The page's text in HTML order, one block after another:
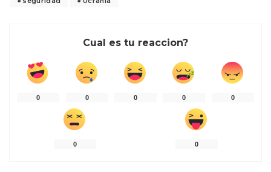
Cual es tu reaccion?
0 0 0 0 0
0 0